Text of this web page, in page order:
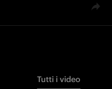
Tutti i video